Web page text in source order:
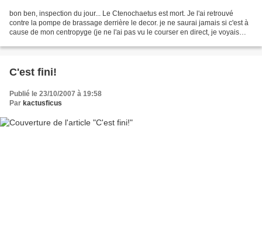
bon ben, inspection du jour... Le Ctenochaetus est mort. Je l'ai retrouvé
contre la pompe de brassage derrière le decor. je ne saurai jamais si c'est à
cause de mon centropyge (je ne l'ai pas vu le courser en direct, je voyais
C'est fini!
Publié le 23/10/2007 à 19:58
Par kactusficus